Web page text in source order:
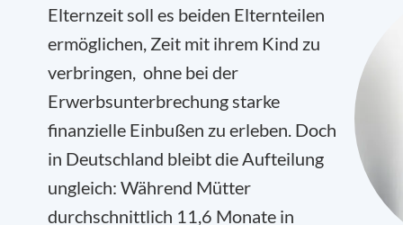
Elternzeit soll es beiden Elternteilen
ermöglichen, Zeit mit ihrem Kind zu
verbringen, ohne bei der
Erwerbsunterbrechung starke
finanzielle Einbußen zu erleben. Doch
in Deutschland bleibt die Aufteilung
ungleich: Während Mütter
durchschnittlich 11,6 Monate in